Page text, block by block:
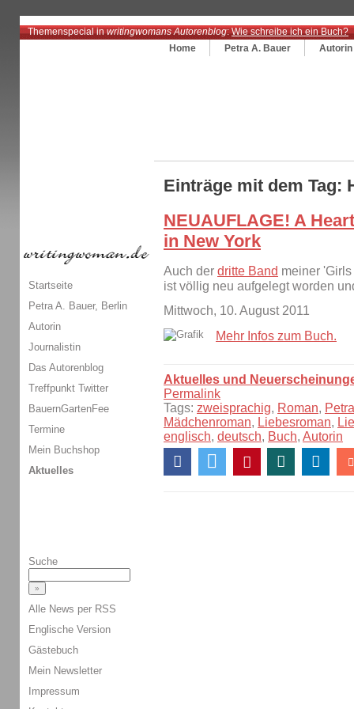
Themenspecial inwritingwomans Autorenblog:Wie schreibe ich ein Buch?
Home
Petra A. Bauer Autorin
Einträge mit dem Tag:
NEUAUFLAGE! A
in New York
Auch der dritte Band meiner
ist völlig neu aufgelegt worden
Mittwoch, 10. August 2011
Mehr Infos zum Buch.
Aktuelles und
Permalink
Tags: zweisprachig, Roman,
Mädchenroman, Liebesroman,
englisch, deutsch, Buch, Autorin
Startseite
Petra A. Bauer, Berlin
Autorin
Journalistin
Das Autorenblog
Treffpunkt Twitter
BauernGartenFee
Termine
Mein Buchshop
Aktuelles
Suche
Alle News per RSS
Englische Version
Gästebuch
Mein Newsletter
Impressum